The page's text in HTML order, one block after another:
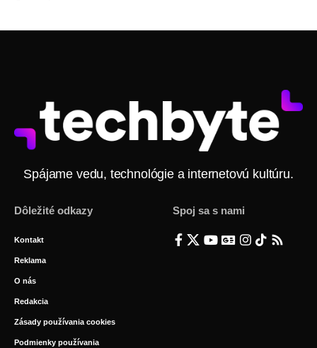
Spájame vedu, technológie a internetovú kultúru.
Dôležité odkazy
Kontakt
Reklama
O nás
Redakcia
Zásady používania cookies
Podmienky používania
Spoj sa s nami